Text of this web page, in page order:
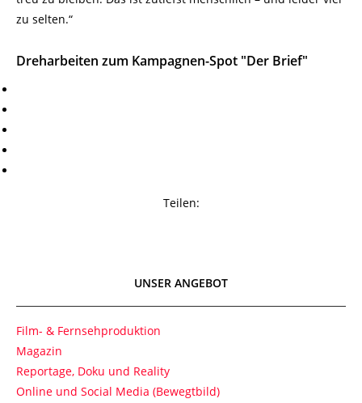
zu selten.“
Dreharbeiten zum Kampagnen-Spot "Der Brief"
Teilen:
UNSER ANGEBOT
Film- & Fernsehproduktion
Magazin
Reportage, Doku und Reality
Online und Social Media (Bewegtbild)